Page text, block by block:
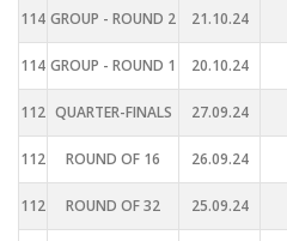
114 GROUP - ROUND 2 21.10.24
114 GROUP - ROUND 1 20.10.24
112 QUARTER-FINALS 27.09.24
112 ROUND OF 16 26.09.24
112 ROUND OF 32 25.09.24